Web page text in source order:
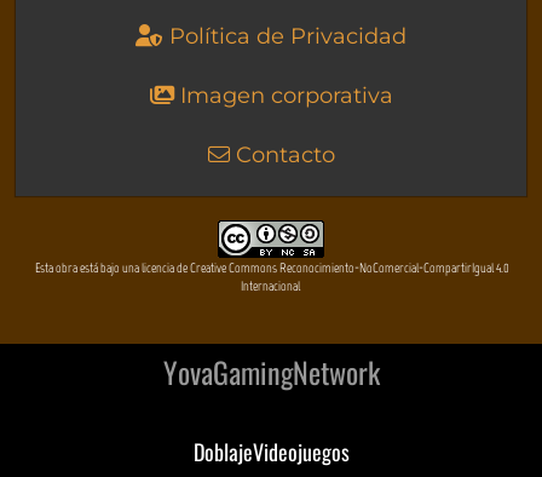
Política de Privacidad
Imagen corporativa
Contacto
Esta obra está bajo una licencia de Creative Commons Reconocimiento-NoComercial-CompartirIgual 4.0
Internacional
YovaGamingNetwork
DoblajeVideojuegos